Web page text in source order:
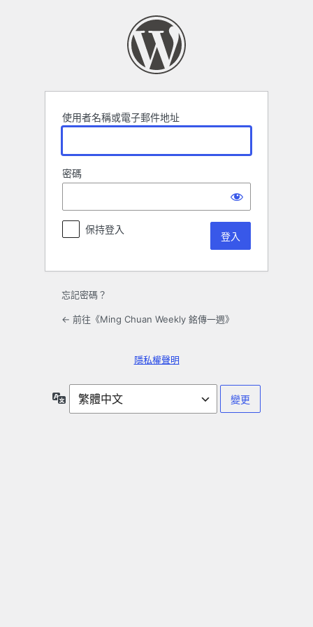
使用者名稱或電子郵件地址
密碼
保持登入
忘記密碼？
← 前往《Ming Chuan Weekly 銘傳一週》
隱私權聲明
言